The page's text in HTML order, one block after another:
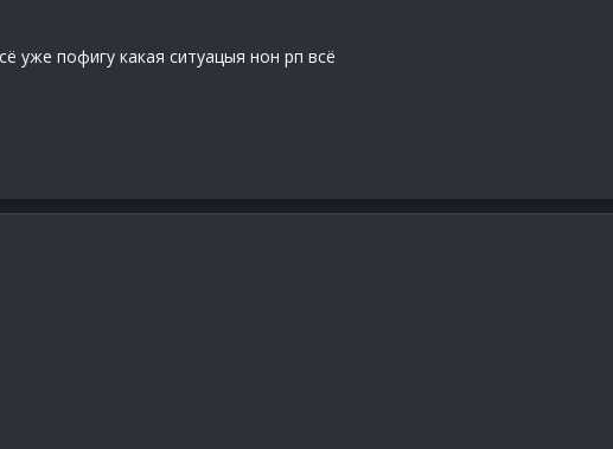
уже пофигу какая ситуацыя нон рп всё